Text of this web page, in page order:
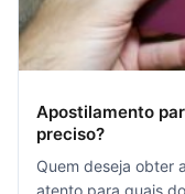
Apostilamento
preciso?
Quem deseja obter